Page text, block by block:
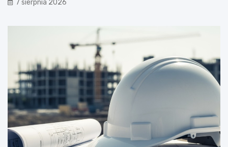
7 sierpnia 2026